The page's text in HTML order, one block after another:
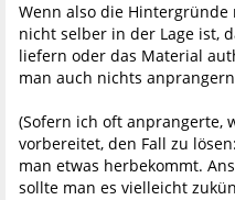
Wenn also die
nicht selber in der Lage ist,
liefern oder das Material
man auch nichts
(Sofern ich oft anprangerte,
vorbereitet, den Fall zu
man etwas herbekommt.
sollte man es vielleicht